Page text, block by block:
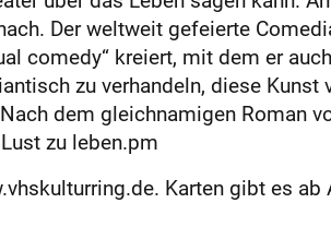
Der weltweit gefeierte
comedy“ kreiert, mit dem er
zu verhandeln, diese Kunst
dem gleichnamigen Roman
zu leben.pm
Karten gibt es